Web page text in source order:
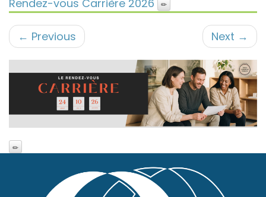
Rendez-vous Carrière 2026
← Previous Next →